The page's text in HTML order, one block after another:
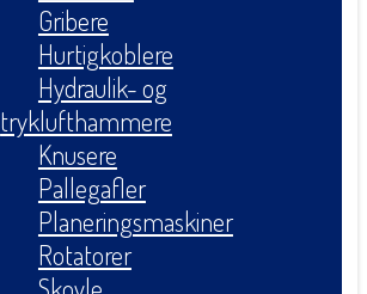
Gribere
Hurtigkoblere
Hydraulik- og
tryklufthammere
Knusere
Pallegafler
Planeringsmaskiner
Rotatorer